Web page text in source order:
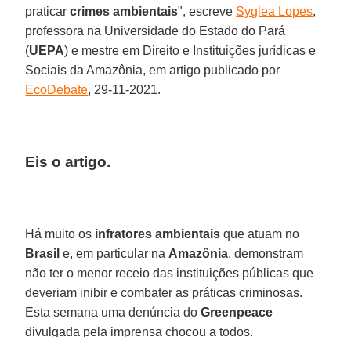
praticarcrimes ambientais", escreve Syglea Lopes,
professora na Universidade do Estado do Pará
(UEPA) e mestre em Direito e Instituições jurídicas e
Sociais da Amazônia, em artigo publicado por
EcoDebate, 29-11-2021.
Eis o artigo.
Há muito os infratores ambientais que atuam no
Brasil e, em particular na Amazônia, demonstram
não ter o menor receio das instituições públicas que
deveriam inibir e combater as práticas criminosas.
Esta semana uma denúncia doGreenpeace
divulgada pela imprensa chocou a todos.